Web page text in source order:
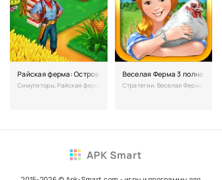
Райская ферма: Остров Удачи взломанная на много денег
Симуляторы, Райская ферма: Остров Удачи – симулятор фермы,
Веселая Ферма 3 полная
Стратегии, Веселая Ферма 3 –
APK Smart